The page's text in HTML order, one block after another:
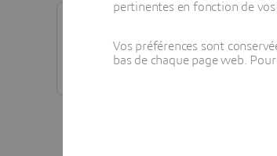
The challenge faced
to improve the
to a model, or to
testing for
SOLUTION BRIEFS
pertinentes en fonction de
Vos préférences sont
bas de chaque page web.